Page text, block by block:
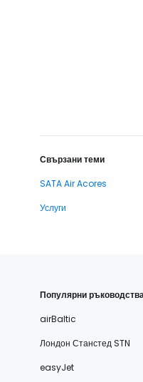
Свързани теми
SATA Air Acores
Услуги
Популярни
airBaltic
Лондон Станстед STN
easyJet